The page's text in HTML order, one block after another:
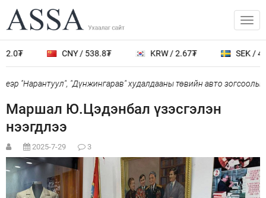
CNY / 538.8₮ KRW / 2.67₮ SEK /
"Нарантуул", "Дүнжингарав" худалдааны төвийн авто зогсоолыг
Маршал Ю.Цэдэнбал үзэсгэлэн
нээгдлээ
2025-7-29 3